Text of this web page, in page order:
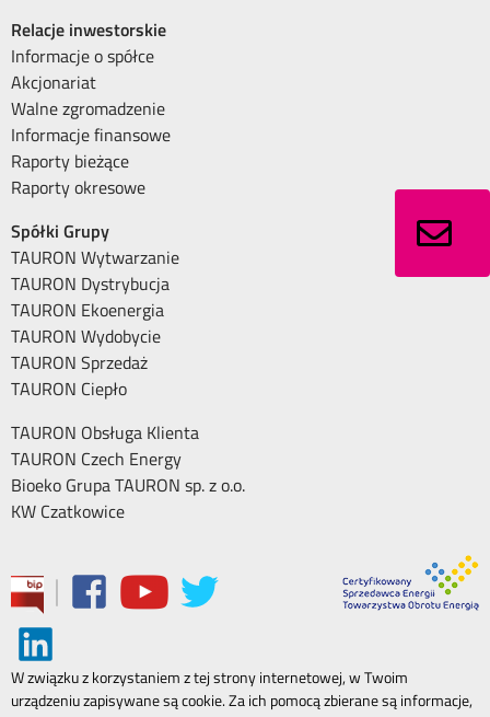
Relacje inwestorskie
Informacje o spółce
Akcjonariat
Walne zgromadzenie
Informacje finansowe
Raporty bieżące
Raporty okresowe
Spółki Grupy
TAURON Wytwarzanie
TAURON Dystrybucja
TAURON Ekoenergia
TAURON Wydobycie
TAURON Sprzedaż
TAURON Ciepło
TAURON Obsługa Klienta
TAURON Czech Energy
Bioeko Grupa TAURON sp. z o.o.
KW Czatkowice
|
W związku z korzystaniem z tej strony internetowej, w Twoim
urządzeniu zapisywane są cookie. Za ich pomocą zbierane są informacje,